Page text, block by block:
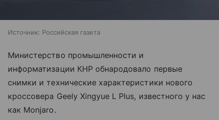
Источник: Российская газета
Министерство промышленности и
информатизации КНР обнародовало первые
снимки и технические характеристики нового
кроссовера Geely Xingyue L Plus, известного у нас
как Monjaro.